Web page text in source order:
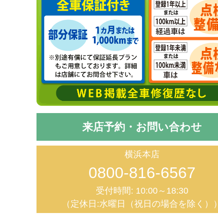
来店予約・お問い合わせ
横浜本店
0800-816-6567
受付時間: 10:00～18:30
（定休日:水曜日（祝日の場合を除く））